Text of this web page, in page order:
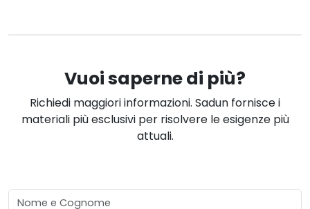
Vuoi saperne di più?
Richiedi maggiori informazioni. Sadun fornisce i
materiali più esclusivi per risolvere le esigenze più
attuali.
Nome e Cognome